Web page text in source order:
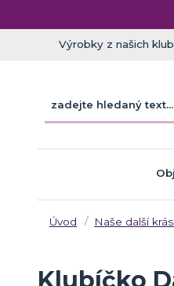
Výrobky z našich
Úvod Naše další
Klubíčko